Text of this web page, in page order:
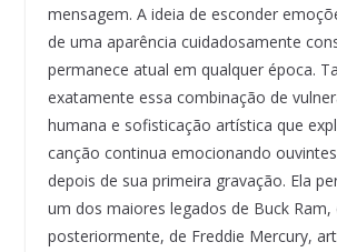
mensagem. A ideia de esconder
de uma aparência cuidadosamente
permanece atual em qualquer época.
exatamente essa combinação de
humana e sofisticação artística que
canção continua emocionando
depois de sua primeira gravação. Ela
um dos maiores legados de Buck Ram,
posteriormente, de Freddie Mercury,